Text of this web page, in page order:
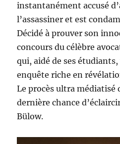
instantanément accusé
l’assassiner et est
Décidé à prouver son
concours du célèbre
qui, aidé de ses
enquête riche en
Le procès ultra médiatisé
dernière chance
Bülow.